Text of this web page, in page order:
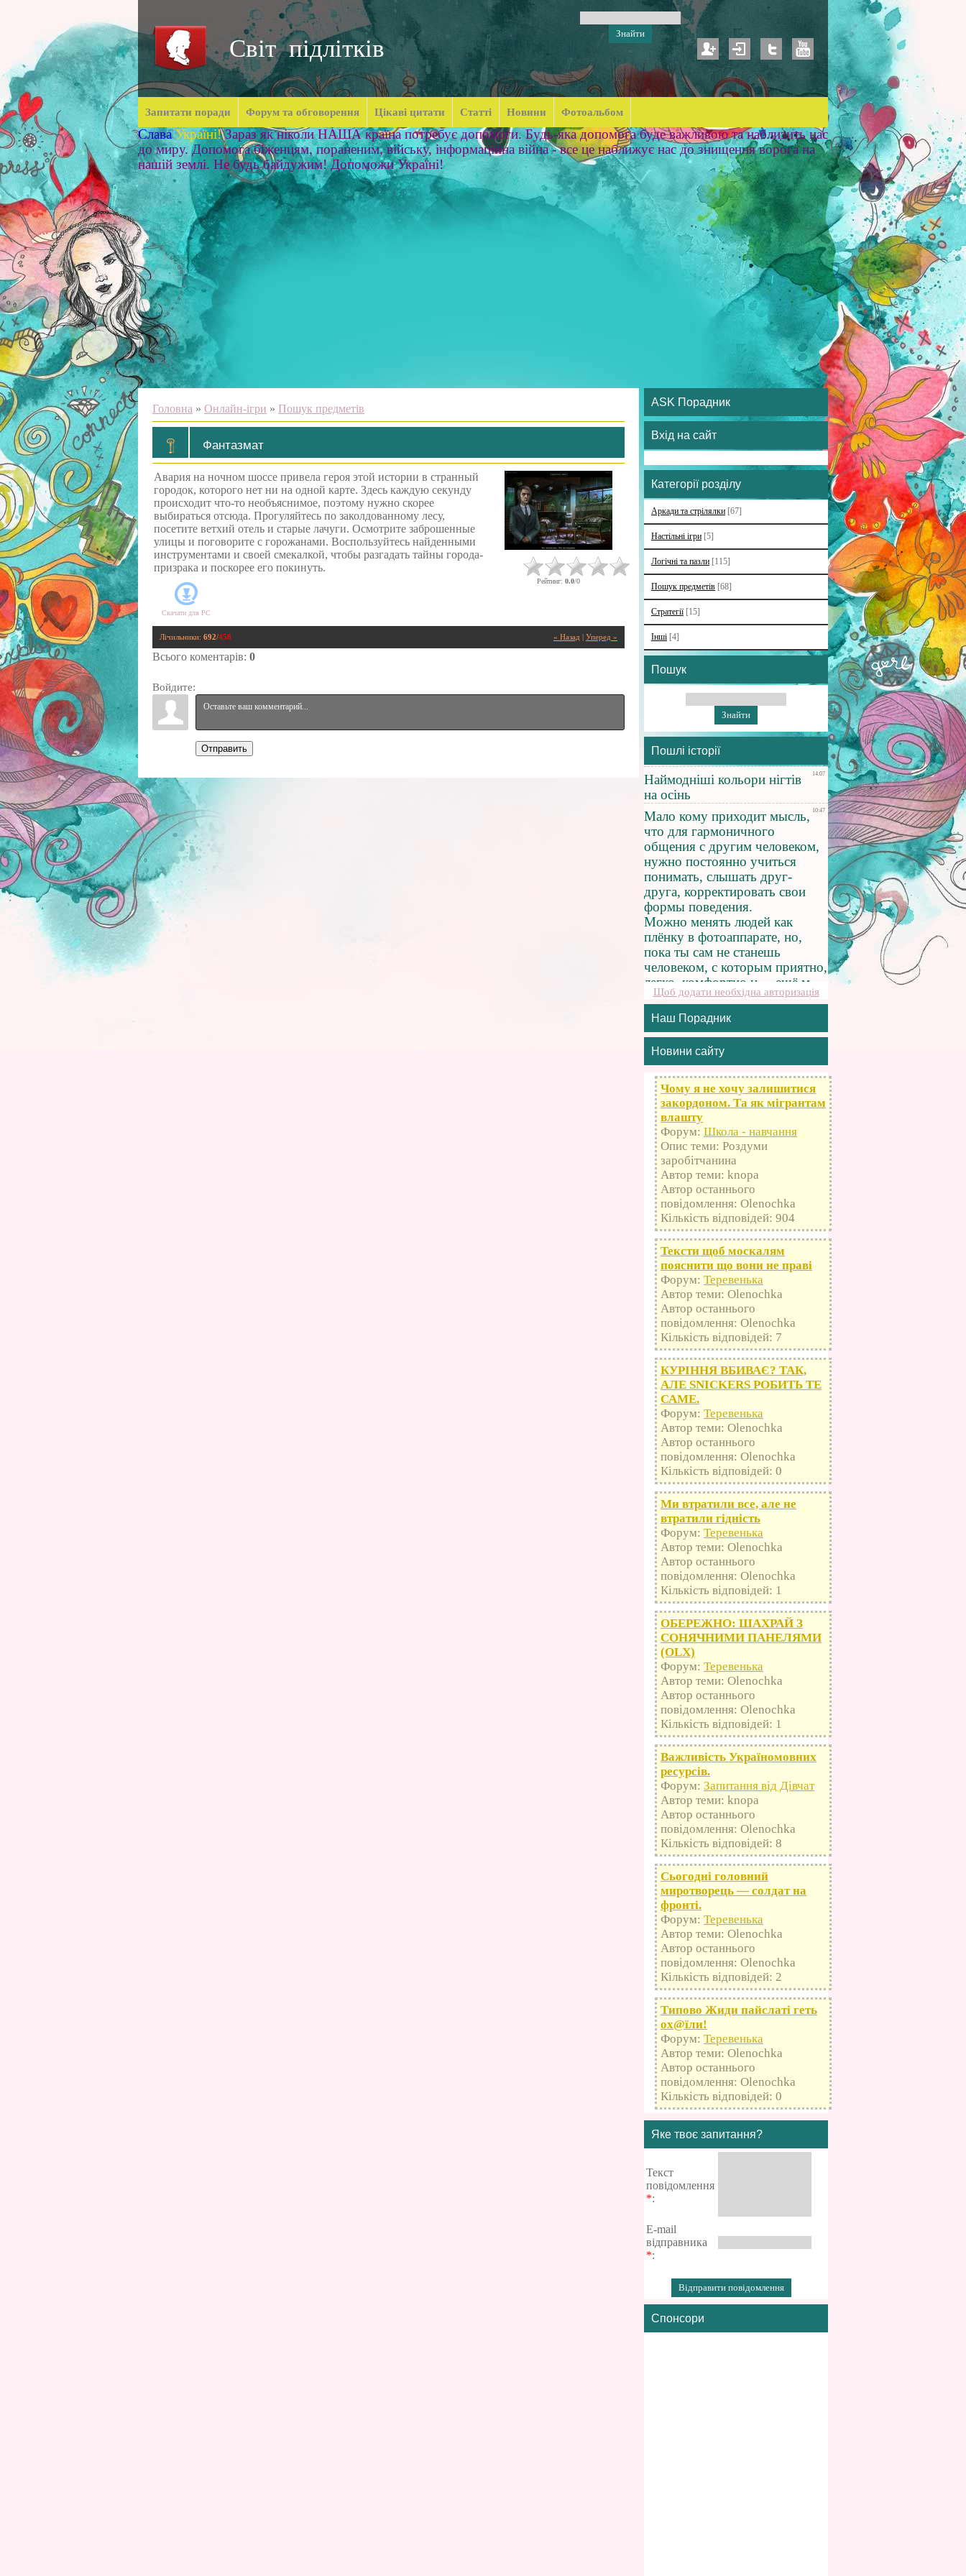
Світ підлітків
Запитати поради Форум та обговорення Цікаві цитати Статті Новини Фотоальбом
Слава Україні! Зараз як ніколи НАША країна потребує допомоги. Будь-яка допомога буде важливою та наблизить нас
до миру. Допомога біженцям, пораненим, війську, інформаційна війна - все це наближує нас до знищення ворога на
нашій землі. Не будь байдужим! Допоможи Україні!
Головна » Онлайн-ігри » Пошук предметів
Фантазмат
Авария на ночном шоссе привела героя этой истории в странный
городок, которого нет ни на одной карте. Здесь каждую секунду
происходит что-то необъяснимое, поэтому нужно скорее
выбираться отсюда. Прогуляйтесь по заколдованному лесу,
посетите ветхий отель и старые лачуги. Осмотрите заброшенные
улицы и поговорите с горожанами. Воспользуйтесь найденными
инструментами и своей смекалкой, чтобы разгадать тайны города-
призрака и поскорее его покинуть.
Скачати для PC
Рейтинг: 0.0/0
« Назад Уперед »
Лічильники: 692/458
Всього коментарів: 0
Войдите:
Отправить
ASK Порадник
Вхід на сайт
Категорії розділу
Аркади та стрілялки [67]
Настільні ігри [5]
Логічні та пазли [115]
Пошук предметів [68]
Стратегії [15]
Інші [4]
Пошук
Пошлі історії
Щоб додати необхідна авторизація
Наш Порадник
Новини сайту
Чому я не хочу залишитися
закордоном. Та як мігрантам
влашту
Форум: Школа - навчання
Опис теми: Роздуми
заробітчанина
Автор теми: knopa
Автор останнього
повідомлення: Olenochka
Кількість відповідей: 904
Тексти щоб москалям
пояснити що вони не праві
Форум: Теревенька
Автор теми: Olenochka
Автор останнього
повідомлення: Olenochka
Кількість відповідей: 7
КУРІННЯ ВБИВАЄ? ТАК,
АЛЕ SNICKERS РОБИТЬ ТЕ
САМЕ.
Форум: Теревенька
Автор теми: Olenochka
Автор останнього
повідомлення: Olenochka
Кількість відповідей: 0
Ми втратили все, але не
втратили гідність
Форум: Теревенька
Автор теми: Olenochka
Автор останнього
повідомлення: Olenochka
Кількість відповідей: 1
ОБЕРЕЖНО: ШАХРАЙ З
СОНЯЧНИМИ ПАНЕЛЯМИ
(OLX)
Форум: Теревенька
Автор теми: Olenochka
Автор останнього
повідомлення: Olenochka
Кількість відповідей: 1
Важливість Україномовних
ресурсів.
Форум: Запитання від Дівчат
Автор теми: knopa
Автор останнього
повідомлення: Olenochka
Кількість відповідей: 8
Сьогодні головний
миротворець — солдат на
фронті.
Форум: Теревенька
Автор теми: Olenochka
Автор останнього
повідомлення: Olenochka
Кількість відповідей: 2
Типово Жиди пайслаті геть
оx@їли!
Форум: Теревенька
Автор теми: Olenochka
Автор останнього
повідомлення: Olenochka
Кількість відповідей: 0
Яке твоє запитання?
Текст
повідомлення
*:
E-mail
відправника
*:
Спонсори